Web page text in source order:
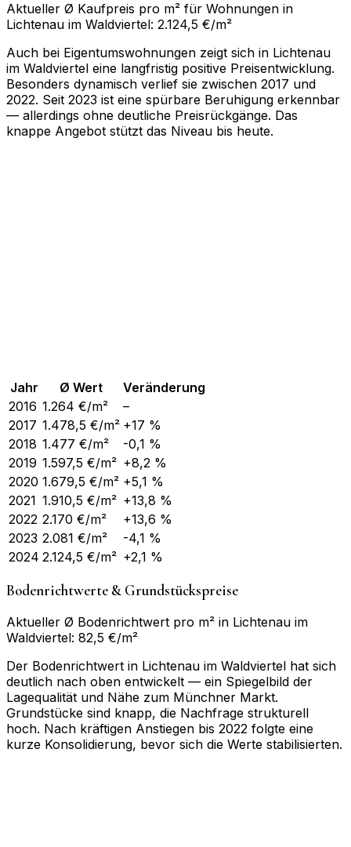
Aktueller Ø Kaufpreis pro m² für Wohnungen in
Lichtenau im Waldviertel: 2.124,5 €/m²
Auch bei Eigentumswohnungen zeigt sich in Lichtenau
im Waldviertel eine langfristig positive Preisentwicklung.
Besonders dynamisch verlief sie zwischen 2017 und
2022. Seit 2023 ist eine spürbare Beruhigung erkennbar
— allerdings ohne deutliche Preisrückgänge. Das
knappe Angebot stützt das Niveau bis heute.
Jahr Ø Wert
Veränderung
2016 1.264 €/m²
–
2017 1.478,5 €/m² +17 %
2018 1.477 €/m²
-0,1 %
2019 1.597,5 €/m² +8,2 %
2020 1.679,5 €/m² +5,1 %
2021 1.910,5 €/m² +13,8 %
2022 2.170 €/m²
+13,6 %
2023 2.081 €/m²
-4,1 %
2024 2.124,5 €/m² +2,1 %
Bodenrichtwerte & Grundstückspreise
Aktueller Ø Bodenrichtwert pro m² in Lichtenau im
Waldviertel: 82,5 €/m²
Der Bodenrichtwert in Lichtenau im Waldviertel hat sich
deutlich nach oben entwickelt — ein Spiegelbild der
Lagequalität und Nähe zum Münchner Markt.
Grundstücke sind knapp, die Nachfrage strukturell
hoch. Nach kräftigen Anstiegen bis 2022 folgte eine
kurze Konsolidierung, bevor sich die Werte stabilisierten.